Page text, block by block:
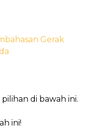
Gerak
di bawah ini.
ini!